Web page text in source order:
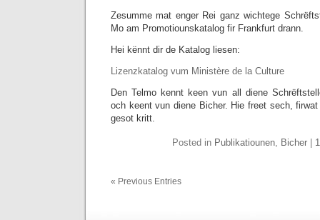
Zesumme mat enger Rei ganz wichtege
Mo am Promotiounskatalog fir Frankfurt drann.
Hei kënnt dir de Katalog liesen:
Lizenzkatalog vum Ministère de la Culture
Den Telmo kennt keen vun all diene
och keent vun diene Bicher. Hie freet sech,
gesot kritt.
Posted in Publikatiounen, Bicher
« Previous Entries